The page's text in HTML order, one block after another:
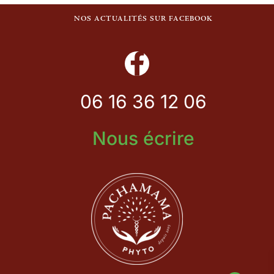
NOS ACTUALITÉS SUR FACEBOOK
06 16 36 12 06
Nous écrire